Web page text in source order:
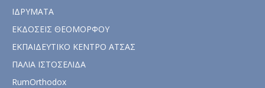
ΙΔΡΥΜΑΤΑ
ΕΚΔΟΣΕΙΣ ΘΕΟΜΟΡΦΟΥ
ΕΚΠΑΙΔΕΥΤΙΚΟ ΚΕΝΤΡΟ ΑΤΣΑΣ
ΠΑΛΙΑ ΙΣΤΟΣΕΛΙΔΑ
RumOrthodox